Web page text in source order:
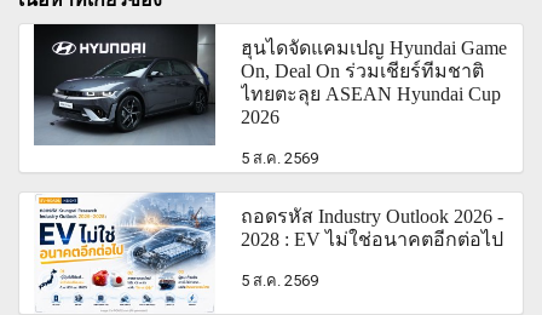
ฮุนไดจัดแคมเปญ Hyundai Game
On, Deal On ร่วมเชียร์ทีมชาติ
ไทยตะลุย ASEAN Hyundai Cup
2026
5 ส.ค. 2569
ถอดรหัส Industry Outlook 2026 -
2028 : EV ไม่ใช่อนาคตอีกต่อไป
5 ส.ค. 2569